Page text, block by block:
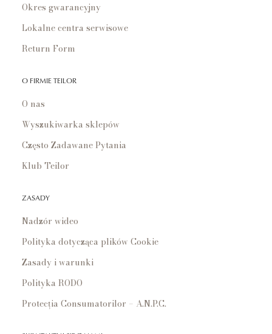
Okres gwarancyjny
Lokalne centra serwisowe
Return Form
O FIRMIE TEILOR
O nas
Wyszukiwarka sklepów
Często Zadawane Pytania
Klub Teilor
ZASADY
Nadzór wideo
Polityka dotycząca plików Cookie
Zasady i warunki
Polityka RODO
Protecția Consumatorilor – A.N.P.C.